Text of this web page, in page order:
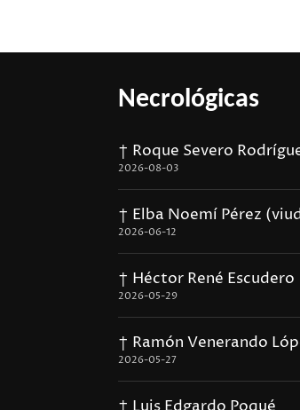
Necrológicas
† Roque Severo
2026-08-03
† Elba Noemí Pérez
2026-06-12
† Héctor René Escudero
2026-05-29
† Ramón Venerando
2026-05-27